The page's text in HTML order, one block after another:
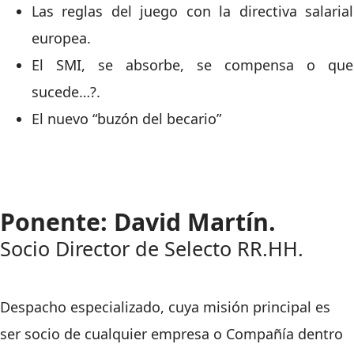
Las reglas del juego con la directiva salarial
europea.
El SMI, se absorbe, se compensa o que
sucede…?.
El nuevo “buzón del becario”
Ponente: David Martín.
Socio Director de Selecto RR.HH.
Despacho especializado, cuya misión principal es
ser socio de cualquier empresa o Compañía dentro